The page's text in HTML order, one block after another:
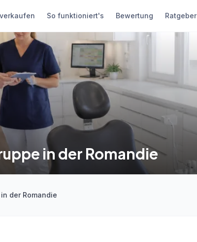
So funktioniert's Bewertung Ratgeber
in der Romandie
der Romandie